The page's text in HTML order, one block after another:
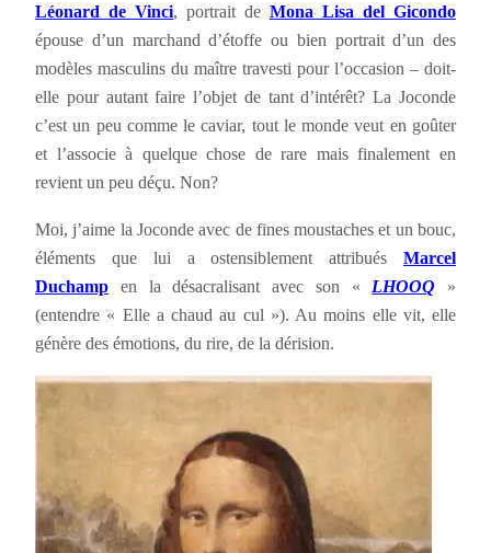
Léonard de Vinci, portrait de Mona Lisa del Gicondo
épouse d’un marchand d’étoffe ou bien portrait d’un des
modèles masculins du maître travesti pour l’occasion – doit-
elle pour autant faire l’objet de tant d’intérêt? La Joconde
c’est un peu comme le caviar, tout le monde veut en goûter
et l’associe à quelque chose de rare mais finalement en
revient un peu déçu. Non?
Moi, j’aime la Joconde avec de fines moustaches et un bouc,
éléments que lui a ostensiblement attribués Marcel
Duchamp en la désacralisant avec son « LHOOQ »
(entendre « Elle a chaud au cul »). Au moins elle vit, elle
génère des émotions, du rire, de la dérision.